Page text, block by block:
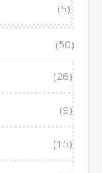
(5)
(50)
(26)
(9)
(15)